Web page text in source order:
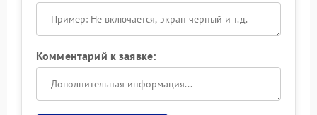
Комментарий к заявке: